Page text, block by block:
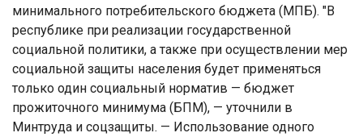
минимального потребительского бюджета (МПБ). "В
республике при реализации государственной
социальной политики, а также при осуществлении мер
социальной защиты населения будет применяться
только один социальный норматив — бюджет
прожиточного минимума (БПМ), — уточнили в
Минтруда и соцзащиты. — Использование одного